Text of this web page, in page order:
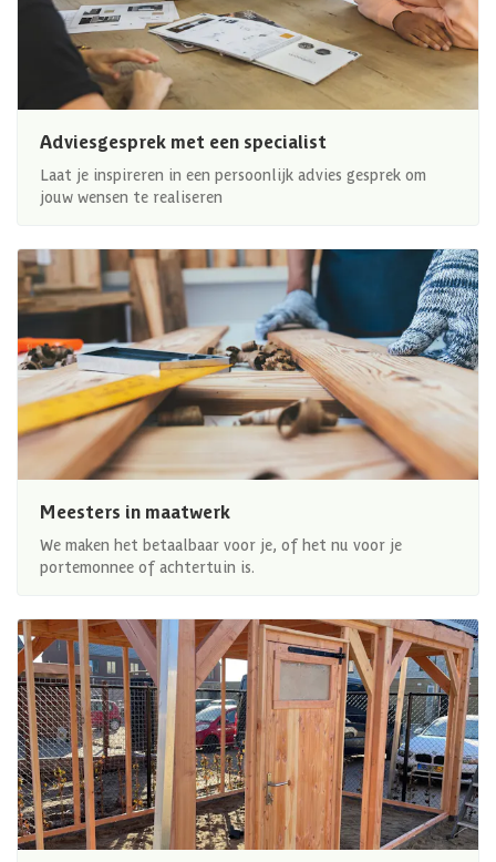
Adviesgesprek met een specialist
Laat je inspireren in een persoonlijk advies gesprek om
jouw wensen te realiseren
Meesters in maatwerk
We maken het betaalbaar voor je, of het nu voor je
portemonnee of achtertuin is.